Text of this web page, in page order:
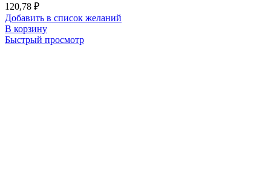
120,78 ₽
Добавить в список желаний
В корзину
Быстрый просмотр